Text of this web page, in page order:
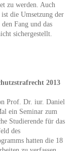
zu werden. Auch
die Umsetzung der
Fang und das
sichergestellt.
2013
Prof. Dr. iur. Daniel
ein Seminar zum
Studierende für das
des
hatten die 18